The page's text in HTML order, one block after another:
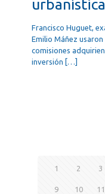
Francisco Huguet,
Emilio Máñez
comisiones
inversión […]
1 2 3
9 10 11